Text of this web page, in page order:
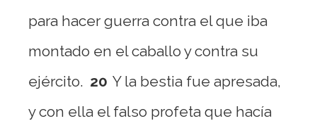
para hacer guerra contra el que iba
montado en el caballo y contra su
ejército. 20 Y la bestia fue apresada,
y con ella el falso profeta que hacía